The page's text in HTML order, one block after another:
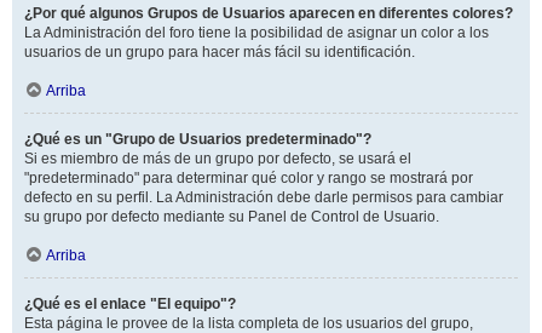
¿Por qué algunos Grupos de Usuarios aparecen en diferentes colores?
La Administración del foro tiene la posibilidad de asignar un color a los
usuarios de un grupo para hacer más fácil su identificación.
Arriba
¿Qué es un "Grupo de Usuarios predeterminado"?
Si es miembro de más de un grupo por defecto, se usará el
"predeterminado" para determinar qué color y rango se mostrará por
defecto en su perfil. La Administración debe darle permisos para cambiar
su grupo por defecto mediante su Panel de Control de Usuario.
Arriba
¿Qué es el enlace "El equipo"?
Esta página le provee de la lista completa de los usuarios del grupo,